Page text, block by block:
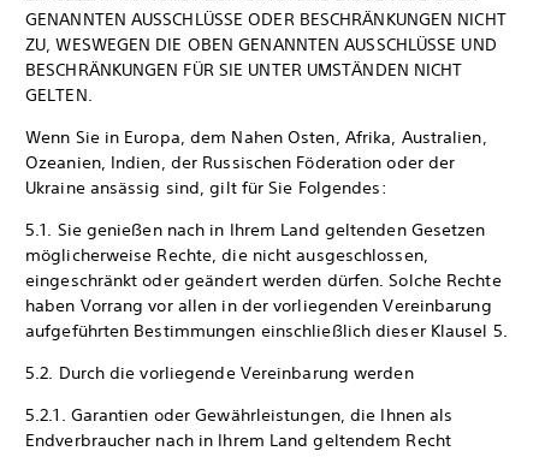
GENANNTEN AUSSCHLÜSSE ODER BESCHRÄNKUNGEN NICHT
ZU, WESWEGEN DIE OBEN GENANNTEN AUSSCHLÜSSE UND
BESCHRÄNKUNGEN FÜR SIE UNTER UMSTÄNDEN NICHT
GELTEN.
Wenn Sie in Europa, dem Nahen Osten, Afrika, Australien,
Ozeanien, Indien, der Russischen Föderation oder der
Ukraine ansässig sind, gilt für Sie Folgendes:
5.1. Sie genießen nach in Ihrem Land geltenden Gesetzen
möglicherweise Rechte, die nicht ausgeschlossen,
eingeschränkt oder geändert werden dürfen. Solche Rechte
haben Vorrang vor allen in der vorliegenden Vereinbarung
aufgeführten Bestimmungen einschließlich dieser Klausel 5.
5.2. Durch die vorliegende Vereinbarung werden
5.2.1. Garantien oder Gewährleistungen, die Ihnen als
Endverbraucher nach in Ihrem Land geltendem Recht